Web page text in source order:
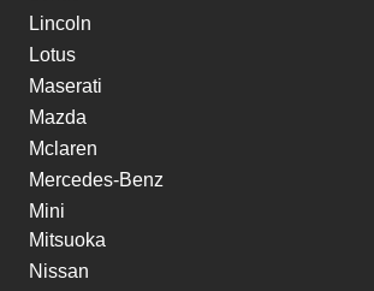
Lincoln
Lotus
Maserati
Mazda
Mclaren
Mercedes-Benz
Mini
Mitsuoka
Nissan